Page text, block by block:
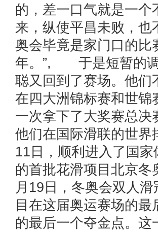
的，差一口气就是一个
来，纵使平昌未败，也
奥会毕竟是家门口的比
年。”, 于是短暂的调
聪又回到了赛场。他们
在四大洲锦标赛和世锦
一次拿下了大奖赛总
他们在国际滑联的世界
11日，顺利进入了国
的首批花滑项目北京
月19日，冬奥会双人
目在这届奥运赛场的
的最后一个夺金点。